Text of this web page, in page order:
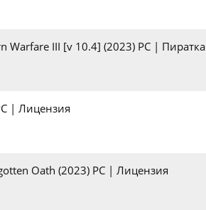
Warfare III [v 10.4] (2023) PC | Пиратка
| Лицензия
Oath (2023) PC | Лицензия